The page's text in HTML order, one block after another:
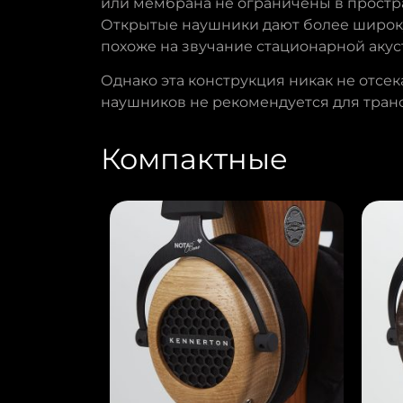
Открытые наушники дают более
похоже на звучание стационарной
Однако эта конструкция никак не
наушников не рекомендуется для
Компактные